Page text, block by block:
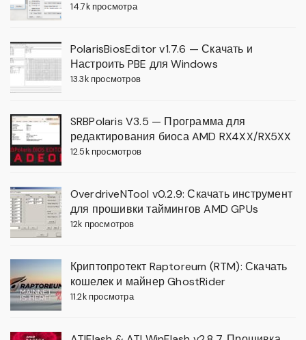
14.7k просмотра
PolarisBiosEditor v1.7.6 — Скачать и
Настроить PBE для Windows
13.3k просмотров
SRBPolaris V3.5 — Программа для
редактирования биоса AMD RX4XX/RX5XX
12.5k просмотров
OverdriveNTool v0.2.9: Скачать инструмент
для прошивки таймингов AMD GPUs
12k просмотров
Криптопротект Raptoreum (RTM): Скачать
кошелек и майнер GhostRider
11.2k просмотра